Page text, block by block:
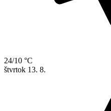
24/10 °C
štvrtok 13. 8.